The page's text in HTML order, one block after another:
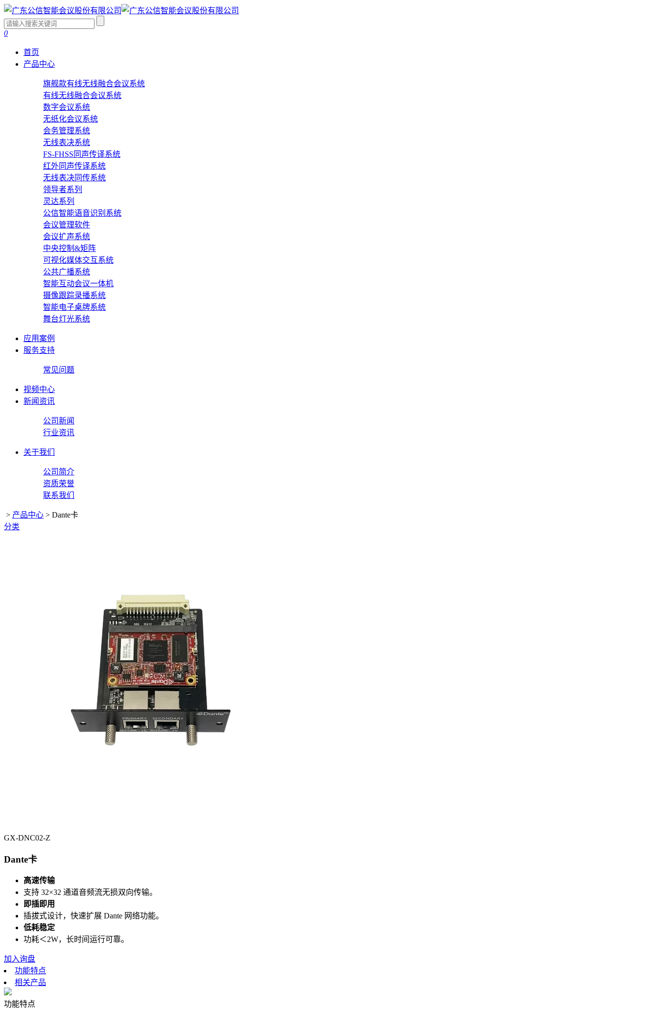
0
首页
产品中心
旗舰款有线无线融合会议系统
有线无线融合会议系统
数字会议系统
无纸化会议系统
会务管理系统
无线表决系统
FS-FHSS同声传译系统
红外同声传译系统
无线表决同传系统
领导者系列
灵达系列
公信智能语音识别系统
会议管理软件
会议扩声系统
中央控制&矩阵
可视化媒体交互系统
公共广播系统
智能互动会议一体机
摄像跟踪录播系统
智能电子桌牌系统
舞台灯光系统
应用案例
服务支持
常见问题
视频中心
新闻资讯
公司新闻
行业资讯
关于我们
公司简介
资质荣誉
联系我们
> 产品中心 > Dante卡
分类
GX-DNC02-Z
Dante卡
高速传输
支持 32×32 通道音频流无损双向传输。
即插即用
插拔式设计，快速扩展 Dante 网络功能。
低耗稳定
功耗＜2W，长时间运行可靠。
加入询盘
功能特点
相关产品
功能特点